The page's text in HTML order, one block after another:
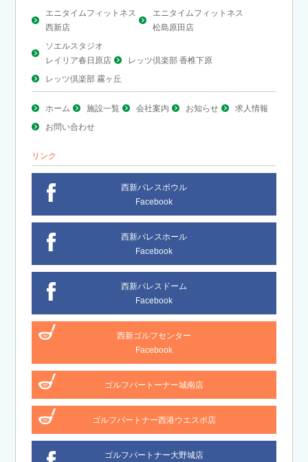
エニタイムフィットネス
西新店
エニタイムフィットネス
松島原田店
ソエルスタジオ
レイリア春日原店
レッツ倶楽部 香椎下原
レッツ倶楽部 霧ヶ丘
ホーム 施設一覧 会社案内 お知らせ
求人情報
お問い合わせ
リンク
西新パレスボウル
Facebook
西新パレスホール
Facebook
西新パレスドーム
Facebook
西新ゴルフセンター
Facebook
ゴルフパートーナー城南店
ゴルフパートナー西港ウエスポ店
ゴルフパートナー大野城店